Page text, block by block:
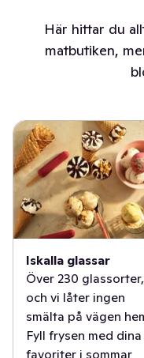
Här hittar du
matbutiken,
Iskalla glassar
Över 230 glassorter,
och vi låter ingen
smälta på vägen
Fyll frysen med dina
favoriter i sommar